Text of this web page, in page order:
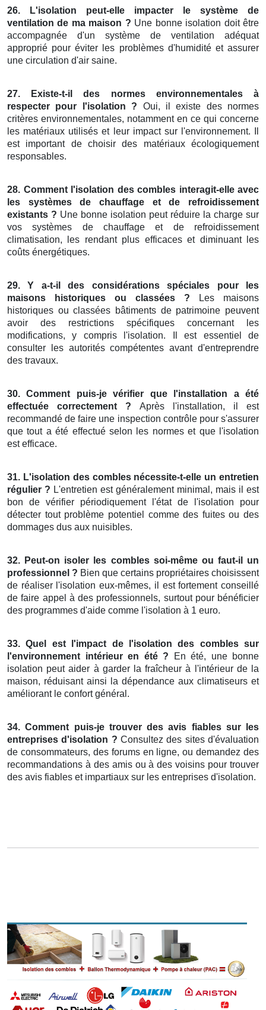
26. L'isolation peut-elle impacter le système de
ventilation de ma maison ? Une bonne isolation doit être
accompagnée d'un système de ventilation adéquat
approprié pour éviter les problèmes d'humidité et assurer
une circulation d'air saine.
27. Existe-t-il des normes environnementales à
respecter pour l'isolation ? Oui, il existe des normes
critères environnementales, notamment en ce qui concerne
les matériaux utilisés et leur impact sur l'environnement. Il
est important de choisir des matériaux écologiquement
responsables.
28. Comment l'isolation des combles interagit-elle avec
les systèmes de chauffage et de refroidissement
existants ? Une bonne isolation peut réduire la charge sur
vos systèmes de chauffage et de refroidissement
climatisation, les rendant plus efficaces et diminuant les
coûts énergétiques.
29. Y a-t-il des considérations spéciales pour les
maisons historiques ou classées ? Les maisons
historiques ou classées bâtiments de patrimoine peuvent
avoir des restrictions spécifiques concernant les
modifications, y compris l'isolation. Il est essentiel de
consulter les autorités compétentes avant d'entreprendre
des travaux.
30. Comment puis-je vérifier que l'installation a été
effectuée correctement ? Après l'installation, il est
recommandé de faire une inspection contrôle pour s'assurer
que tout a été effectué selon les normes et que l'isolation
est efficace.
31. L'isolation des combles nécessite-t-elle un entretien
régulier ? L'entretien est généralement minimal, mais il est
bon de vérifier périodiquement l'état de l'isolation pour
détecter tout problème potentiel comme des fuites ou des
dommages dus aux nuisibles.
32. Peut-on isoler les combles soi-même ou faut-il un
professionnel ? Bien que certains propriétaires choisissent
de réaliser l'isolation eux-mêmes, il est fortement conseillé
de faire appel à des professionnels, surtout pour bénéficier
des programmes d'aide comme l'isolation à 1 euro.
33. Quel est l'impact de l'isolation des combles sur
l'environnement intérieur en été ? En été, une bonne
isolation peut aider à garder la fraîcheur à l'intérieur de la
maison, réduisant ainsi la dépendance aux climatiseurs et
améliorant le confort général.
34. Comment puis-je trouver des avis fiables sur les
entreprises d'isolation ? Consultez des sites d'évaluation
de consommateurs, des forums en ligne, ou demandez des
recommandations à des amis ou à des voisins pour trouver
des avis fiables et impartiaux sur les entreprises d'isolation.